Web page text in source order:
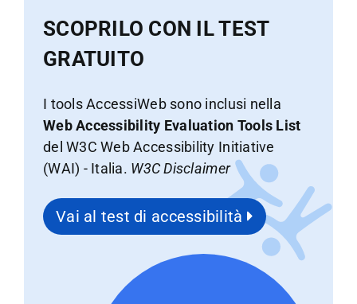
SCOPRILO CON IL TEST
GRATUITO
I tools AccessiWeb sono inclusi nella
Web Accessibility Evaluation Tools List
del W3C Web Accessibility Initiative
(WAI) - Italia. W3C Disclaimer
Vai al test di accessibilità